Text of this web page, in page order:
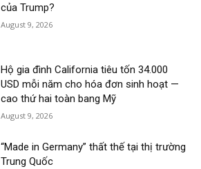
của Trump?
August 9, 2026
Hộ gia đình California tiêu tốn 34.000
USD mỗi năm cho hóa đơn sinh hoạt —
cao thứ hai toàn bang Mỹ
August 9, 2026
“Made in Germany” thất thế tại thị trường
Trung Quốc